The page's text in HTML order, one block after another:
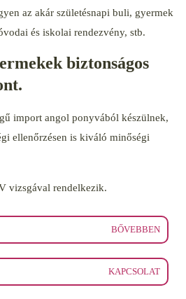
az akár születésnapi buli, gyermek
és iskolai rendezvény, stb.
biztonságos
import angol ponyvából készülnek,
ellenőrzésen is kiváló minőségi
vizsgával rendelkezik.
BŐVEBBEN
KAPCSOLAT